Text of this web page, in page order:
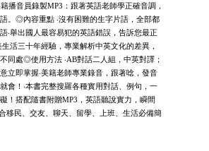
播音員錄製MP3：跟著英語老師學正確音調，
。◎內容重點 ‧沒有困難的生字片語，全部都
‧舉出國人最容易犯的英語錯誤，告訴您最正
活三十年經驗，專業解析中英文化的差異，
同處◎使用方法 ‧AB對話二人組，中英對譯；
立即掌握‧美籍老師專業錄音，跟著唸，發音
會！‧本書完整搜羅各種實用對話、例句，一
！搭配隨書附贈MP3，英語聽說實力，瞬間
移民、交友、聊天、留學、上班、生活必備簡